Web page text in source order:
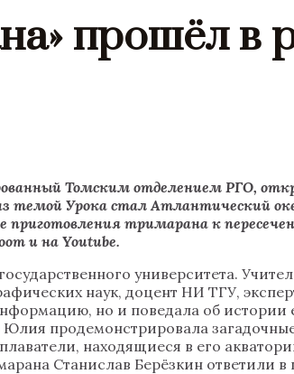
прошёл в
Томским отделением РГО, отк
темой Урока стал Атлантический
приготовления тримарана к
и на Youtube.
университета.
наук, доцент НИ ТГУ,
но и поведала об истории
продемонстрировала
находящиеся в его
Станислав Берёзкин ответили